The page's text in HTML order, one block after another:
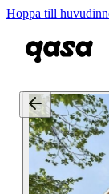
Hoppa till